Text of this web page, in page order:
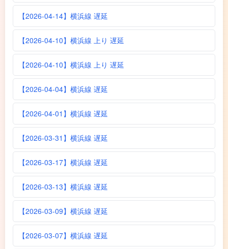
【2026-04-14】横浜線 遅延
【2026-04-10】横浜線 上り 遅延
【2026-04-10】横浜線 上り 遅延
【2026-04-04】横浜線 遅延
【2026-04-01】横浜線 遅延
【2026-03-31】横浜線 遅延
【2026-03-17】横浜線 遅延
【2026-03-13】横浜線 遅延
【2026-03-09】横浜線 遅延
【2026-03-07】横浜線 遅延